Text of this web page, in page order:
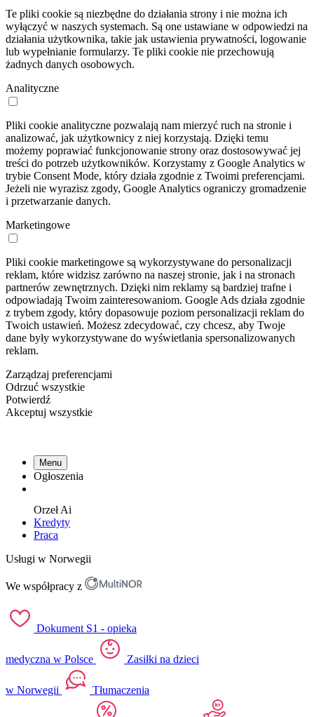
Te pliki cookie są niezbędne do działania strony i nie można ich
wyłączyć w naszych systemach. Są one ustawiane w odpowiedzi na
działania użytkownika, takie jak ustawienia prywatności, logowanie
lub wypełnianie formularzy. Te pliki cookie nie przechowują
żadnych danych osobowych.
Analityczne
Pliki cookie analityczne pozwalają nam mierzyć ruch na stronie i
analizować, jak użytkownicy z niej korzystają. Dzięki temu
możemy poprawiać funkcjonowanie strony oraz dostosowywać jej
treści do potrzeb użytkowników. Korzystamy z Google Analytics w
trybie Consent Mode, który działa zgodnie z Twoimi preferencjami.
Jeżeli nie wyrazisz zgody, Google Analytics ograniczy gromadzenie
i przetwarzanie danych.
Marketingowe
Pliki cookie marketingowe są wykorzystywane do personalizacji
reklam, które widzisz zarówno na naszej stronie, jak i na stronach
partnerów zewnętrznych. Dzięki nim reklamy są bardziej trafne i
odpowiadają Twoim zainteresowaniom. Google Ads działa zgodnie
z trybem zgody, który dopasowuje poziom personalizacji reklam do
Twoich ustawień. Możesz zdecydować, czy chcesz, aby Twoje
dane były wykorzystywane do wyświetlania spersonalizowanych
reklam.
Zarządzaj preferencjami
Odrzuć wszystkie
Potwierdź
Akceptuj wszystkie
Menu
Ogłoszenia
OrzełAi
Kredyty
Praca
Usługi w Norwegii
We współpracy z
Dokument S1 - opieka
medyczna w Polsce Zasiłki na dzieci
w Norwegii Tłumaczenia